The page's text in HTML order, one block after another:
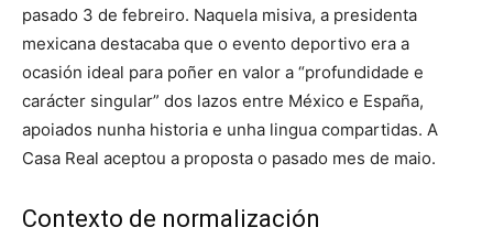
pasado 3 de febreiro. Naquela misiva, a presidenta
mexicana destacaba que o evento deportivo era a
ocasión ideal para poñer en valor a “profundidade e
carácter singular” dos lazos entre México e España,
apoiados nunha historia e unha lingua compartidas. A
Casa Real aceptou a proposta o pasado mes de maio.
Contexto de normalización